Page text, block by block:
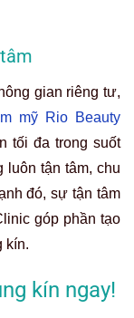
gian riêng tư,
mỹ Rio Beauty
tối đa trong suốt
luôn tận tâm, chu
đó, sự tận tâm
góp phần tạo
kín.
kín ngay!